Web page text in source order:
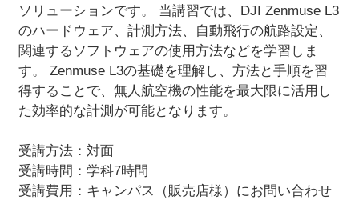
ソリューションです。 当講習では、DJI Zenmuse L3
のハードウェア、計測方法、自動飛行の航路設定、
関連するソフトウェアの使用方法などを学習しま
す。 Zenmuse L3の基礎を理解し、方法と手順を習
得することで、無人航空機の性能を最大限に活用し
た効率的な計測が可能となります。
受講方法：対面
受講時間：学科7時間
受講費用：キャンパス（販売店様）にお問い合わせ